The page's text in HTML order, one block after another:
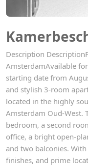
Description
AmsterdamAvailable
starting date from
and stylish 3-room
located in the highly
Amsterdam Oud-West.
bedroom, a second
office, a bright open-
and two balconies.
finishes, and prime